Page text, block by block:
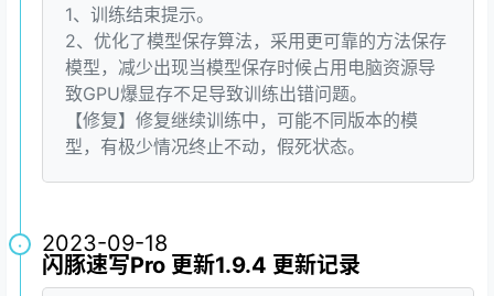
1、训练结束提示。
2、优化了模型保存算法，采用更可靠的方法保存
模型，减少出现当模型保存时候占用电脑资源导
致GPU爆显存不足导致训练出错问题。
【修复】修复继续训练中，可能不同版本的模
型，有极少情况终止不动，假死状态。
2023-09-18
·
闪豚速写Pro 更新1.9.4 更新记录